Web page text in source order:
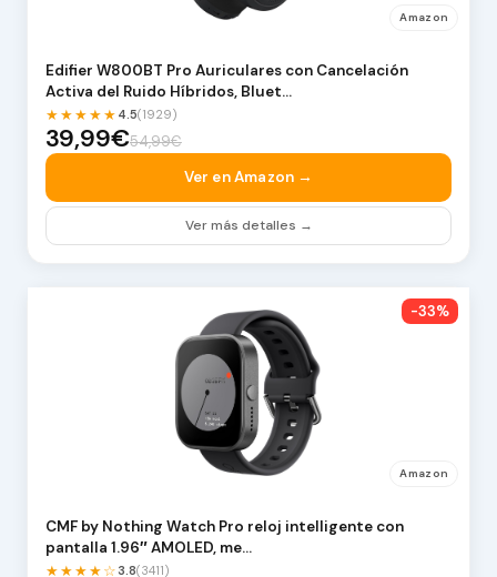
Amazon
Edifier W800BT Pro Auriculares con Cancelación
Activa del Ruido Híbridos, Bluet…
★★★★★ 4.5(1929)
39,99€54,99€
Ver en Amazon →
Ver más detalles →
-33%
Amazon
CMF by Nothing Watch Pro reloj intelligente con
pantalla 1.96″ AMOLED, me…
★★★★☆3.8(3411)